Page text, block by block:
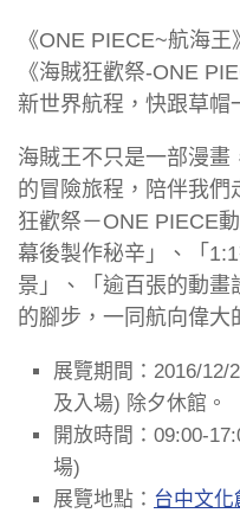
《ONE PIECE~航海
《海賊狂歡祭-ONE
新世界航程，快跟草帽
海賊王不只是一部漫畫
的冒險旅程，陪伴我
狂歡祭－ONE PIECE
幕後製作秘辛」、「
景」、「逾百張的動畫
的腳步，一同航向偉大
展覽期間：2016/12/
及入場) 除夕休館。
開放時間：09:00-
場)
展覽地點： 台中文